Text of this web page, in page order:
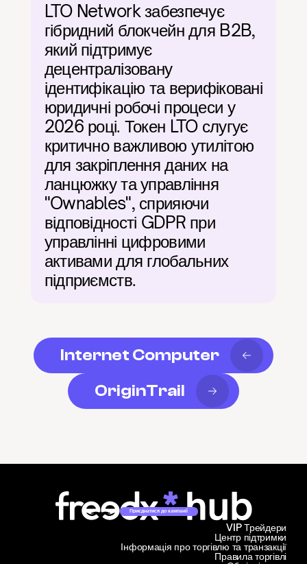
LTO Network забезпечує
гібридний блокчейн для B2B,
який підтримує
децентралізовану
ідентифікацію та верифіковані
юридичні робочі процеси у
2026 році. Токен LTO слугує
критично важливою утилітою
для закріплення даних на
ланцюжку та управління
"Ownables", сприяючи
відповідності GDPR при
управлінні цифровими
активами для глобальних
підприємств.
Internet Computer
OriginTrail
Приєднатися до кампанії
Центр підтримки
Інформація про торгівлю та транзакції
VIP Трейдери
Правила торгівлі